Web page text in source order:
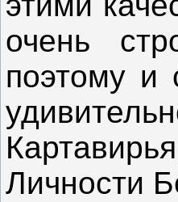
очень
поэтому и
Личности